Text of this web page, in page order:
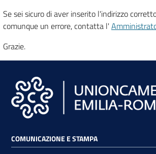
Studi
e
Statistica
Orientamento
al
lavoro
Promozione
Se sei sicuro di aver inserito l'indirizzo
comunque un errore, contatta l'
Grazie.
COMUNICAZIONE E STAMPA